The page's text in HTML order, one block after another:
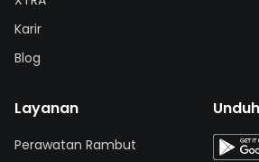
Karir
Blog
Layanan
Perawatan Rambut